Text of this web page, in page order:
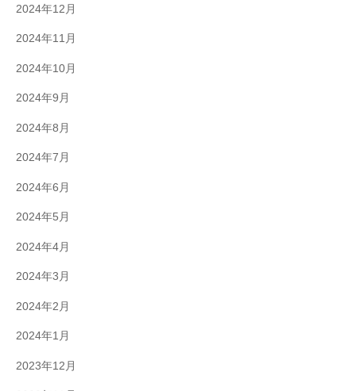
2024年12月
2024年11月
2024年10月
2024年9月
2024年8月
2024年7月
2024年6月
2024年5月
2024年4月
2024年3月
2024年2月
2024年1月
2023年12月